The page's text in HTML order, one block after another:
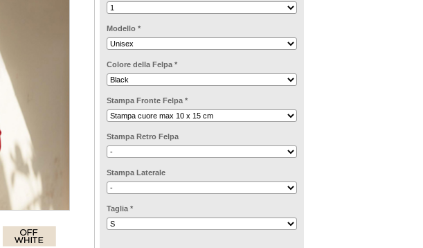
Modello *
Colore della Felpa *
Stampa Fronte Felpa *
Stampa Retro Felpa
Stampa Laterale
Taglia *